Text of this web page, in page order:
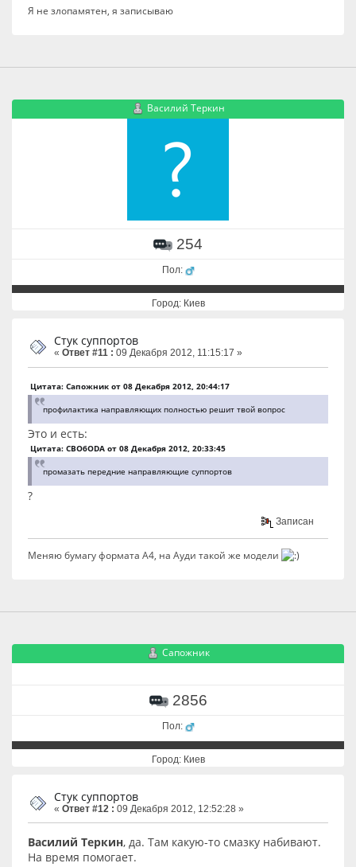
Я не злопамятен, я записываю
Василий Теркин
254
Пол:
Город: Киев
Стук суппортов
« Ответ #11 : 09 Декабря 2012, 11:15:17 »
Цитата: Сапожник от 08 Декабря 2012, 20:44:17
профилактика направляющих полностью решит твой вопрос
Это и есть:
Цитата: CBO6ODA от 08 Декабря 2012, 20:33:45
промазать передние направляющие суппортов
?
Записан
Меняю бумагу формата А4, на Ауди такой же модели
Сапожник
2856
Пол:
Город: Киев
Стук суппортов
« Ответ #12 : 09 Декабря 2012, 12:52:28 »
Василий Теркин, да. Там какую-то смазку набивают.
На время помогает.